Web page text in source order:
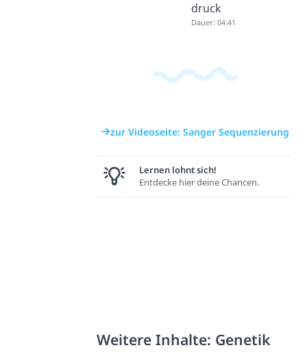
druck
Dauer: 04:41
zur Videoseite: Sanger Sequenzierung
Lernen lohnt sich!
Entdecke hier deine Chancen.
Weitere Inhalte: Genetik